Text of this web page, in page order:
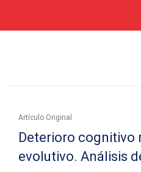
Artículo Original
Deterioro cognitivo
evolutivo. Análisis